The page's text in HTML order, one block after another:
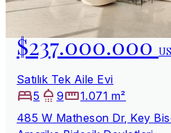
$237.000.000
Satılık Tek Aile Evi
5
9
1.071 m²
485 W Matheson Dr, Key